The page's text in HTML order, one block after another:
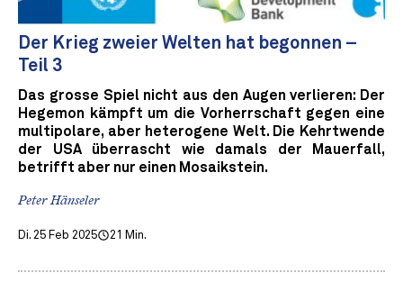
Der Krieg zweier Welten hat begonnen –
Teil 3
Das grosse Spiel nicht aus den Augen verlieren: Der
Hegemon kämpft um die Vorherrschaft gegen eine
multipolare, aber heterogene Welt. Die Kehrtwende
der USA überrascht wie damals der Mauerfall,
betrifft aber nur einen Mosaikstein.
Peter Hänseler
Di. 25 Feb 2025 21 Min.